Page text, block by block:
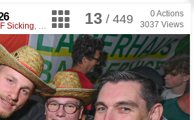
0Actions
3037 Views
13 / 449
Sicking, Desselbrunn